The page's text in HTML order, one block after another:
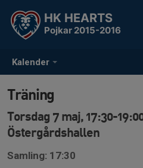
Kalender
HK HEARTS
Pojkar 2015-2016
Träning
Torsdag 7 maj, 17:30-
Östergårdshallen
Samling: 17:30